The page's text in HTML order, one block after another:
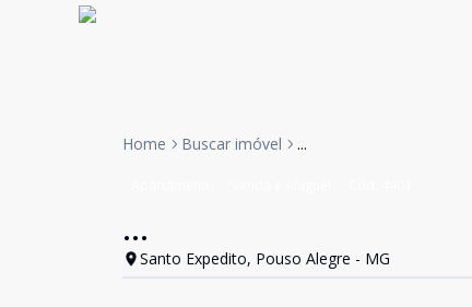
Home Buscar imóvel ...
...
Santo Expedito, Pouso Alegre - MG